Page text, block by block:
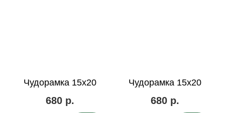
Чудорамка 15х20
680 р.
Чудорамка 15х20
680 р.